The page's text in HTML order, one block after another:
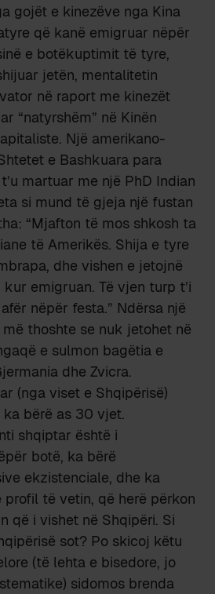
gojët e kinezëve nga Kina
që kanë emigruar nëpër
e botëkuptimit të tyre,
jetën, mentalitetin
në raport me kinezët
“natyrshëm” në Kinën
Një amerikano-
e Bashkuara para
martuar me një PhD Indian
si mund të gjeja një fustan
“Mjafton të mos shkosh ta
të Amerikës. Shija e tyre
dhe vishen e jetojnë
emigruan. Të vjen turp t’i
nëpër festa.” Ndërsa një
thoshte se nuk jetohet në
e sulmon bagëtia e
dhe Zvicra.
(nga viset e Shqipërisë)
ka bërë as 30 vjet.
shqiptar është i
botë, ka bërë
ekzistenciale, dhe ka
të vetin, që herë përkon
që i vishet në Shqipëri. Si
sot? Po skicoj këtu
(të lehta e bisedore, jo
sidomos brenda